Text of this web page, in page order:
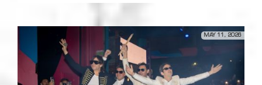
MAY 11, 2026